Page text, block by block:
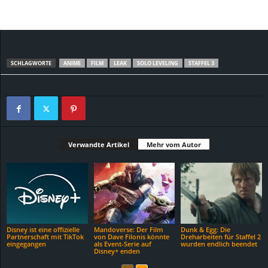
SCHLAGWORTE ANIME FILM LEAK SOLO LEVELING STAFFEL 3
Verwandte Artikel Mehr vom Autor
Disney ist eine offizielle
Partnerschaft mit TikTok
eingegangen
Mandoverse: Der Film
von Dave Filonis könnte
als Event-Serie auf
Disney+ enden
Dunk & Egg: Die
Dreharbeiten für Staffel 2
wurden endlich beendet